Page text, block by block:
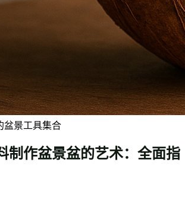
盆景工具集合
制作盆景盆的艺术：全面指